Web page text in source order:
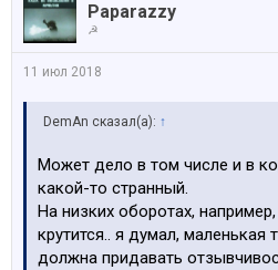
Paparazzy
☭
11 июл 2018
DemAn сказал(а): ↑
Может дело в том числе и в
какой-то странный.
На низких оборотах,
крутится.. я думал, маленькая
должна придавать